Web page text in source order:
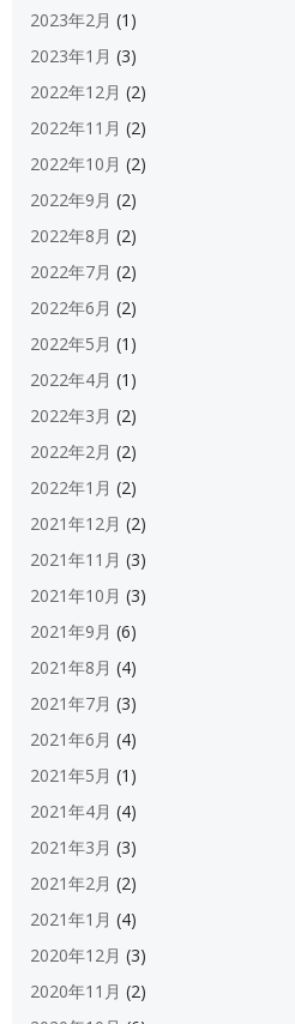
2023年2月 (1)
2023年1月 (3)
2022年12月 (2)
2022年11月 (2)
2022年10月 (2)
2022年9月 (2)
2022年8月 (2)
2022年7月 (2)
2022年6月 (2)
2022年5月 (1)
2022年4月 (1)
2022年3月 (2)
2022年2月 (2)
2022年1月 (2)
2021年12月 (2)
2021年11月 (3)
2021年10月 (3)
2021年9月 (6)
2021年8月 (4)
2021年7月 (3)
2021年6月 (4)
2021年5月 (1)
2021年4月 (4)
2021年3月 (3)
2021年2月 (2)
2021年1月 (4)
2020年12月 (3)
2020年11月 (2)